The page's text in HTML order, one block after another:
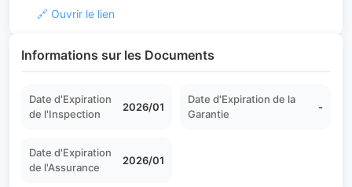
🔗 Ouvrir le lien
Informations sur les Documents
Date d'Expiration
de l'Inspection
2026/01
Date d'Expiration de la
Garantie
-
Date d'Expiration
de l'Assurance
2026/01